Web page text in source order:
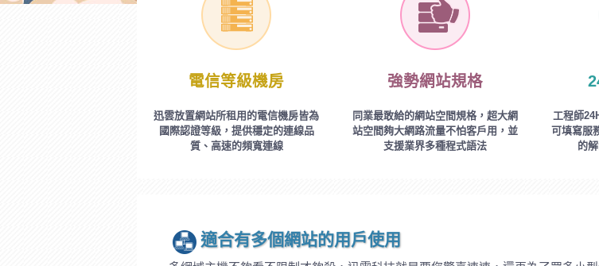
電信等級機房
迅雲放置網站所租用的電信機房皆為
國際認證等級，提供穩定的連線品
質、高速的頻寬連線
強勢網站規格
同業最敢給的網站空間規格，超大網
站空間夠大網路流量不怕客戶用，並
支援業界多種程式語法
工程師
可填寫服
的
適合有多個網站的用戶使用